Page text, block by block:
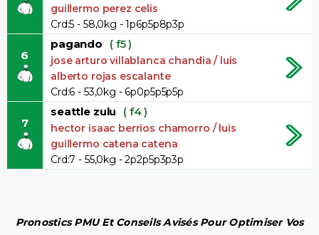
guillermo perez celis
Crd:5 - 58,0kg - 1p6p5p8p3p
6
pagando ( f5 )
jose arturo villablanca chandia / luis
alberto rojas escalante
Crd:6 - 53,0kg - 6p0p5p5p5p
7
seattle zulu ( f4 )
hector isaac berrios chamorro / luis
guillermo catena catena
Crd:7 - 55,0kg - 2p2p5p3p3p
Pronostics PMU Et Conseils Avisés Pour Optimiser Vos